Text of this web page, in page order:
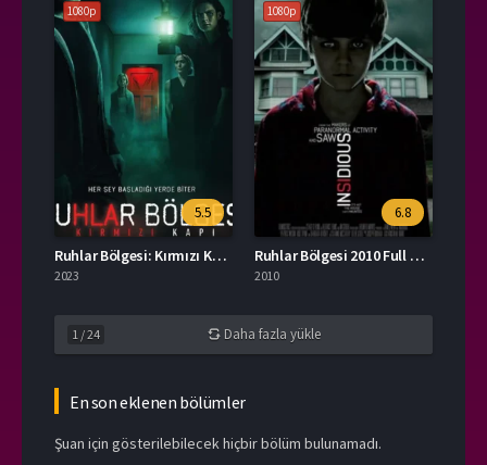
1080p
5.5
Ruhlar Bölgesi: Kırmızı Kapı Türkçe Dublaj İzle
2023
1080p
6.8
Ruhlar Bölgesi 2010 Full HD İzle
2010
1 /24 Daha fazla yükle
En son eklenen bölümler
Şuan için gösterilebilecek hiçbir bölüm bulunamadı.